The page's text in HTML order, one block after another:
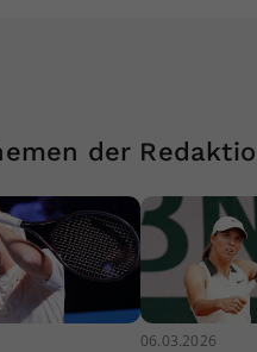
der
06.03.2026